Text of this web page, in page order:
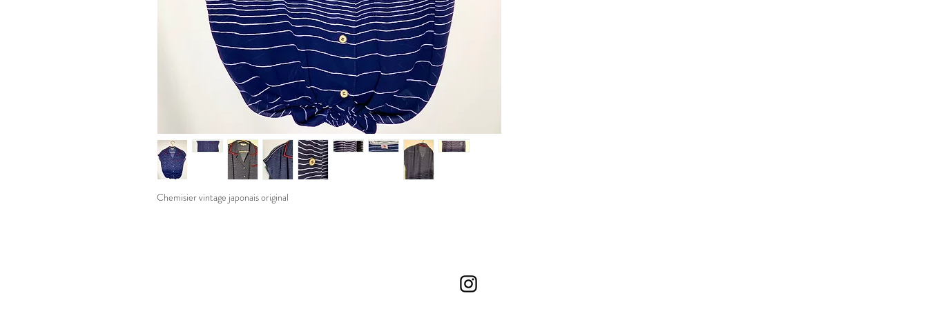
Chemisier vintage japonais original